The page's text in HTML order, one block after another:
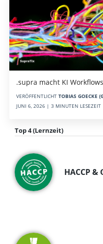
.supra macht KI
VERÖFFENTLICHT TOBIAS GOECKE
JUNI 6, 2026 | 3 MINUTEN LESEZEIT
Top 4 (Lernzeit)
HACCP &